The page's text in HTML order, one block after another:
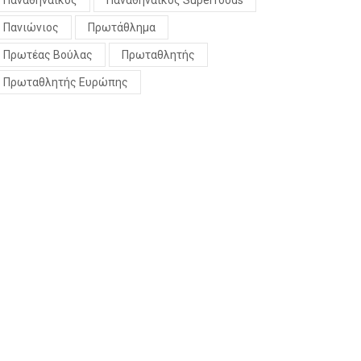
Πανιώνιος Πρωτάθλημα
Πρωτέας Βούλας Πρωταθλητής
Πρωταθλητής Ευρώπης